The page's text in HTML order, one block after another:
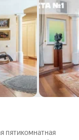
пятикомнатная